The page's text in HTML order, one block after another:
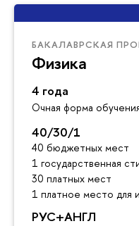
БАКАЛАВРСКАЯ
Физика
4 года
Очная форма
40/30/1
40 бюджетных мест
1 государственная
30 платных мест
1 платное место для
РУС+АНГЛ